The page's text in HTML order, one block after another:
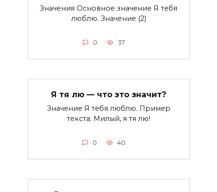
Значения Основное значение Я тебя
люблю. Значение (2)
0 37
Я тя лю — что это значит?
Значение Я тебя люблю. Пример
текста: Милый, я тя лю!
0 40